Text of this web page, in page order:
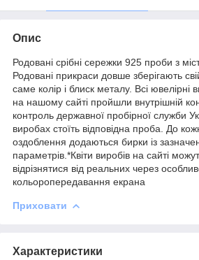
Опис
Родовані срібні сережки 925 проби з
Родовані прикраси довше зберігають
саме колір і блиск металу. Всі ювелірні
на нашому сайті пройшли внутрішній
контроль державної пробірної служби
виробах стоїть відповідна проба. До
оздоблення додаються бирки із
параметрів.*Квіти виробів на сайті
відрізнятися від реальних через
кольоропередавання екрана
Приховати
Характеристики